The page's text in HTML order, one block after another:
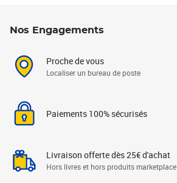
Nos Engagements
Proche de vous
Localiser un bureau de poste
Paiements 100% sécurisés
Livraison offerte dès 25€ d'achat
Hors livres et hors produits marketplace